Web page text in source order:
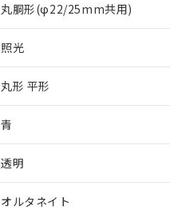
丸胴形(φ22/25mm共用)
照光
丸形 平形
青
透明
オルタネイト